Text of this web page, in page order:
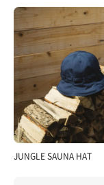
JUNGLE SAUNA HAT